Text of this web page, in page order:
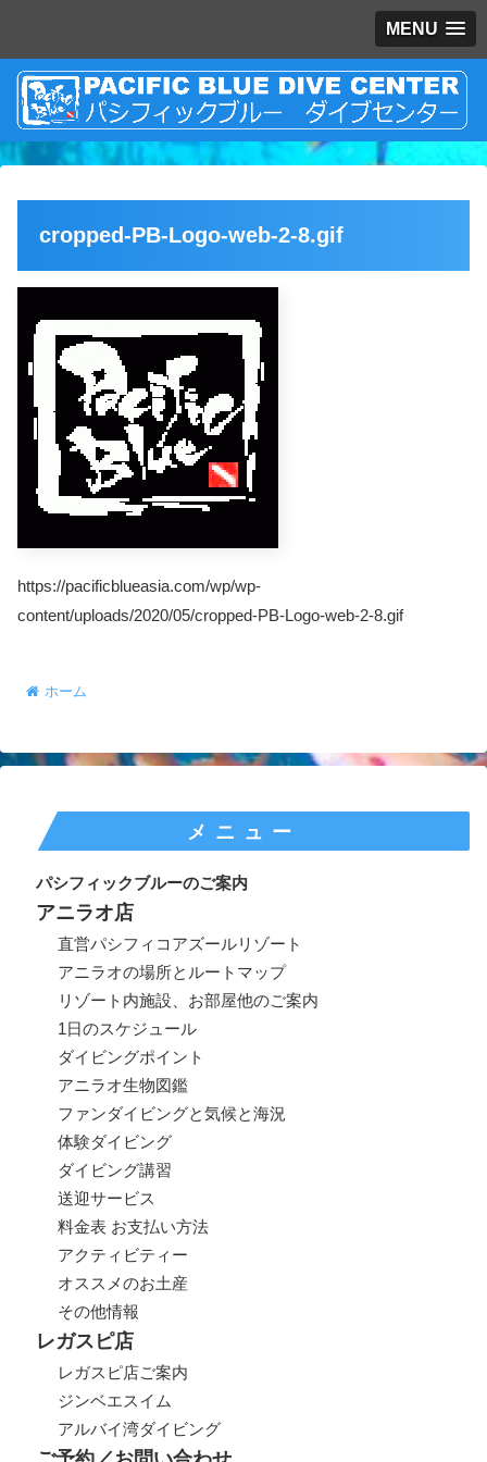
MENU
cropped-PB-Logo-web-2-8.gif
https://pacificblueasia.com/wp/wp-
content/uploads/2020/05/cropped-PB-Logo-web-2-8.gif
ホーム
メニュー
パシフィックブルーのご案内
アニラオ店
直営パシフィコアズールリゾート
アニラオの場所とルートマップ
リゾート内施設、お部屋他のご案内
1日のスケジュール
ダイビングポイント
アニラオ生物図鑑
ファンダイビングと気候と海況
体験ダイビング
ダイビング講習
送迎サービス
料金表 お支払い方法
アクティビティー
オススメのお土産
その他情報
レガスピ店
レガスピ店ご案内
ジンベエスイム
アルバイ湾ダイビング